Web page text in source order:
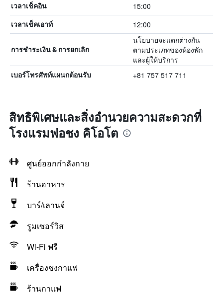
เวลาเช็คอิน 15:00
เวลาเช็คเอาท์ 12:00
การชำระเงิน & การยกเลิก
นโยบายจะแตกต่างกัน
ตามประเภทของห้องพัก
และผู้ให้บริการ
เบอร์โทรศัพท์แผนกต้อนรับ +81 757 517 711
สิทธิพิเศษและสิ่งอำนวยความสะดวกที่
โรงแรมฟอชง คิโอโต
ศูนย์ออกกำลังกาย
ร้านอาหาร
บาร์/เลานจ์
รูมเซอร์วิส
Wi-Fi ฟรี
เครื่องชงกาแฟ
ร้านกาแฟ